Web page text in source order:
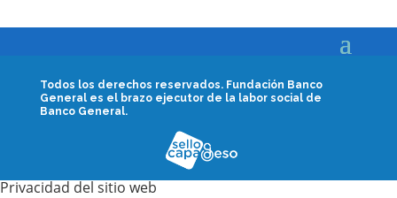
Todos los derechos reservados. Fundación Banco
General es el brazo ejecutor de la labor social de
Banco General.
Privacidad del sitio web